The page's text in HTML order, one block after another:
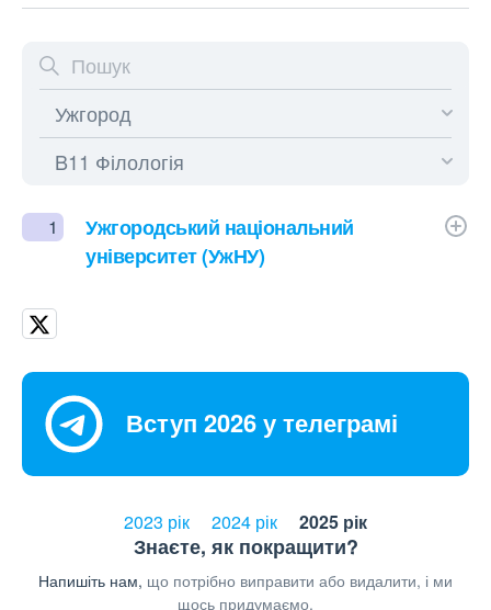
1
Ужгородський національний
університет (УжНУ)
Вступ 2026 у телеграмі
2023 рік 2024 рік 2025 рік
Знаєте, як покращити?
Напишіть нам, що потрібно виправити або видалити, і ми
щось придумаємо.